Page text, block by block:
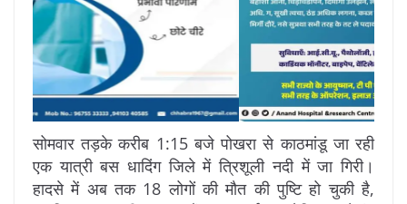
सोमवार तड़के करीब 1:15 बजे पोखरा से काठमांडू जा रही
एक यात्री बस धादिंग जिले में त्रिशूली नदी में जा गिरी।
हादसे में अब तक 18 लोगों की मौत की पुष्टि हो चुकी है,